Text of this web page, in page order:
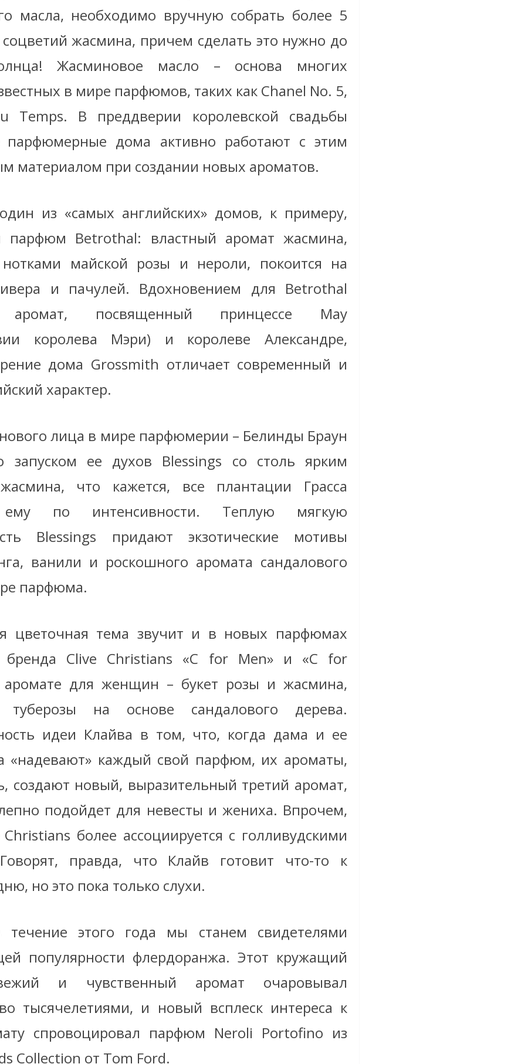
масла, необходимо вручную собрать более 5
жасмина, причем сделать это нужно до
Жасминовое масло – основа многих
в мире парфюмов, таких как Chanel No. 5,
Temps. В преддверии королевской свадьбы
парфюмерные дома активно работают с этим
материалом при создании новых ароматов.
из «самых английских» домов, к примеру,
парфюм Betrothal: властный аромат жасмина,
майской розы и нероли, покоится на
и пачулей. Вдохновением для Betrothal
аромат, посвященный принцессе May
королева Мэри) и королеве Александре,
дома Grossmith отличает современный и
характер.
лица в мире парфюмерии – Белинды Браун
запуском ее духов Blessings со столь ярким
что кажется, все плантации Грасса
ему по интенсивности. Теплую мягкую
Blessings придают экзотические мотивы
ванили и роскошного аромата сандалового
парфюма.
цветочная тема звучит и в новых парфюмах
бренда Clive Christians «C for Men» и «C for
аромате для женщин – букет розы и жасмина,
на основе сандалового дерева.
идеи Клайва в том, что, когда дама и ее
«надевают» каждый свой парфюм, их ароматы,
создают новый, выразительный третий аромат,
подойдет для невесты и жениха. Впрочем,
более ассоциируется с голливудскими
правда, что Клайв готовит что-то к
но это пока только слухи.
течение этого года мы станем свидетелями
популярности флердоранжа. Этот кружащий
и чувственный аромат очаровывал
тысячелетиями, и новый всплеск интереса к
спровоцировал парфюм Neroli Portofino из
Collection от Tom Ford.